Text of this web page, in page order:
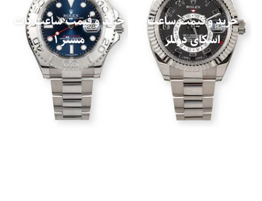
خرید و قیمت ساعت
اسکای دوئلر
خرید و قیمت ساعت یات
مستر 1